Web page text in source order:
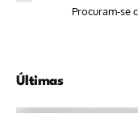
Procuram-se
Últimas